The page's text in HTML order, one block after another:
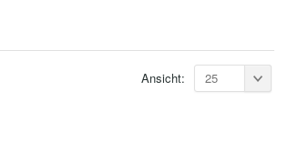
Ansicht: 25